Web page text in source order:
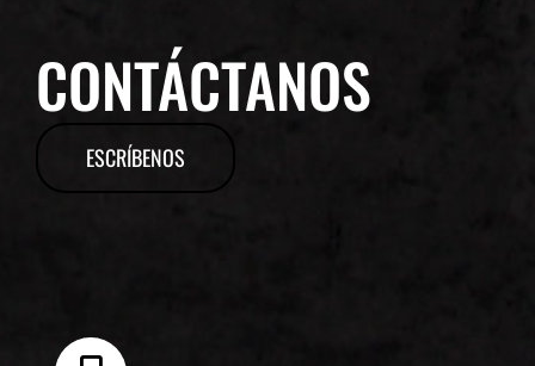
CONTÁCTANOS
ESCRÍBENOS